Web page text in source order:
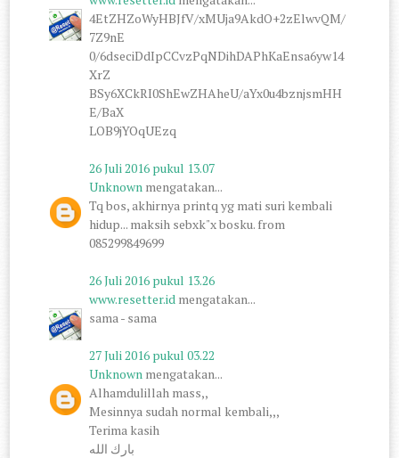
4EtZHZoWyHBJfV/xMUja9AkdO+2zElwvQM/
7Z9nE
0/6dseciDdIpCCvzPqNDihDAPhKaEnsa6yw14
XrZ
BSy6XCkRI0ShEwZHAheU/aYx0u4bznjsmHH
E/BaX
LOB9jYOqUEzq
26 Juli 2016 pukul 13.07
Unknown mengatakan...
Tq bos, akhirnya printq yg mati suri kembali
hidup... maksih sebxk"x bosku. from
085299849699
26 Juli 2016 pukul 13.26
www.resetter.id mengatakan...
sama - sama
27 Juli 2016 pukul 03.22
Unknown mengatakan...
Alhamdulillah mass,,
Mesinnya sudah normal kembali,,,
Terima kasih
بارك الله